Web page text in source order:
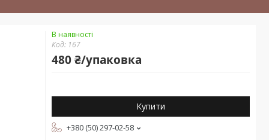
В наявності
Код: 167
480 ₴/упаковка
Купити
+380 (50) 297-02-58